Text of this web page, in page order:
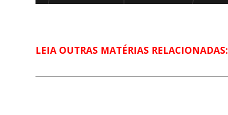
LEIA OUTRAS MATÉRIAS RELACIONADAS: